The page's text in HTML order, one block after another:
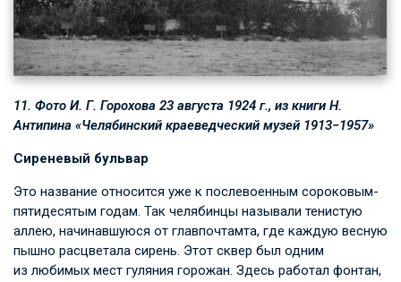
11. Фото И. Г. Горохова 23 августа 1924 г., из книги Н.
Антипина «Челябинский краеведческий музей 1913−1957»
Сиреневый бульвар
Это название относится уже к послевоенным сороковым-
пятидесятым годам. Так челябинцы называли тенистую
аллею, начинавшуюся от главпочтамта, где каждую весную
пышно расцветала сирень. Этот сквер был одним
из любимых мест гуляния горожан. Здесь работал фонтан,